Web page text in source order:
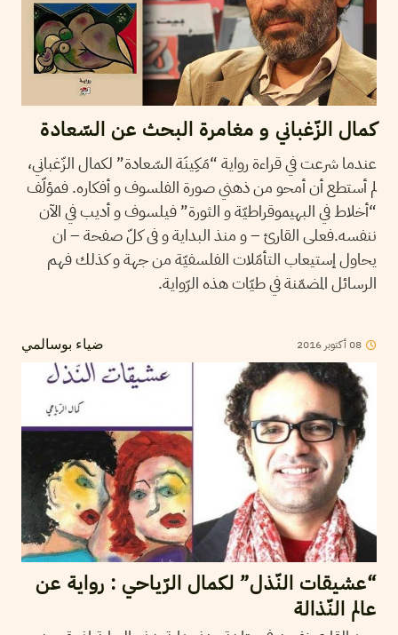
كمال الزّغباني و مغامرة البحث عن السّعادة
عندما شرعت في قراءة رواية “مَكِينَة السّعادة” لكمال الزّغباني،
لم أستطع أن أمحو من ذهني صورة الفلسوف و أفكاره. فمؤلّف
“أخلاط في البهيموقراطيّة و الثورة” فيلسوف و أديب في الآن
ننفسه.فعلى القارئ – و منذ البداية و فى كلّ صفحة – ان
يحاول إستيعاب التأمّلات الفلسفيّة من جهة و كذلك فهم
الرسائل المضمّنة في طيّات هذه الرّواية.
ضياء بوسالمي 08أكتوبر 2016
“عشيقات النّذل” لكمال الرّياحي : رواية عن
عالم النّذالة